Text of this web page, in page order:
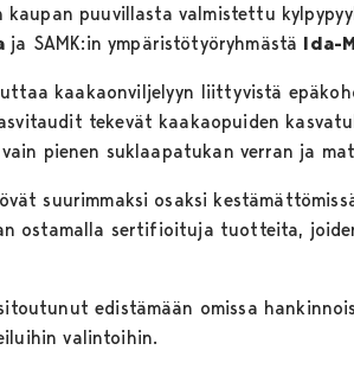
puuvillasta valmistettu
ja SAMK:in ympäristötyöryhmästä Ida-
kaakaonviljelyyn liittyvistä
tekevät kaakaopuiden
pienen suklaapatukan verran ja
suurimmaksi osaksi
ostamalla sertifioituja tuotteita,
edistämään omissa
valintoihin.